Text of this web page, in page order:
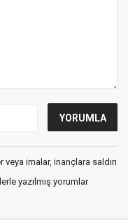
imalar, inançlara saldırı
yazılmış yorumlar